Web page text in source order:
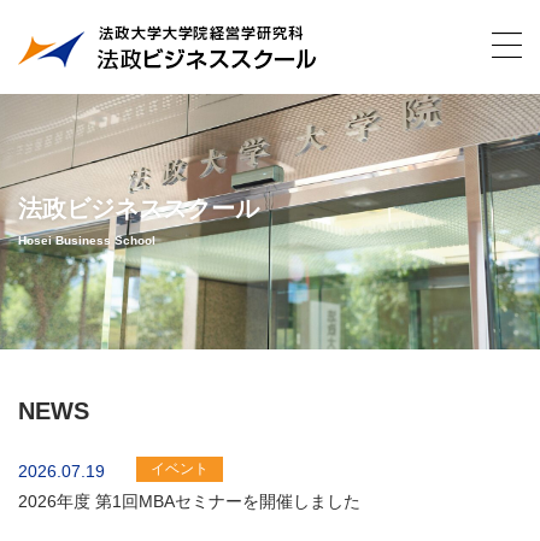
法政ビジネススクール
Hosei Business School
NEWS
2026.07.19 イベント
2026年度 第1回MBAセミナーを開催しました